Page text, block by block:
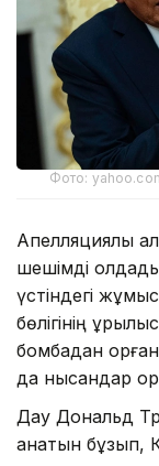
Фото:
Апелляциялық
шешімді
үстіндегі
бөлігінің
бомбадан
да нысандар
Дау Дональд
қанатын бұзып,